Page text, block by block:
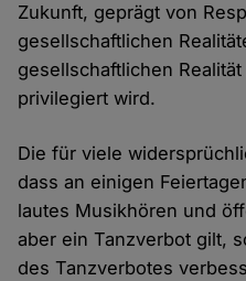
Zukunft, geprägt von
gesellschaftlichen
gesellschaftlichen
privilegiert wird.
Die für viele
dass an einigen
lautes Musikhören und
aber ein Tanzverbot gilt,
des Tanzverbotes